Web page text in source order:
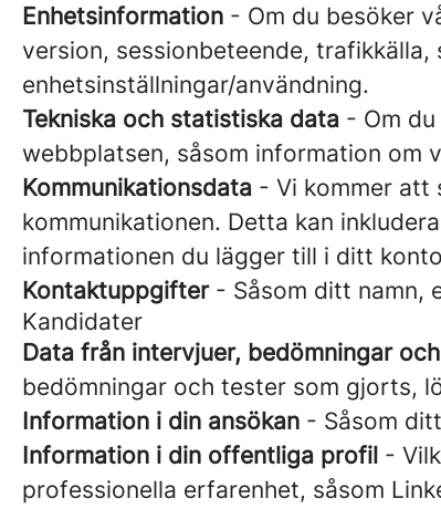
Enhetsinformation - Om du besöker
version, sessionbeteende,
enhetsinställningar/användning.
Tekniska och statistiska data - Om
webbplatsen, såsom information om
Kommunikationsdata - Vi kommer att
kommunikationen. Detta kan
informationen du lägger till i ditt
Kontaktuppgifter- Såsom ditt namn,
Kandidater
Data från intervjuer, bedömningar
bedömningar och tester som gjorts,
Information i din ansökan - Såsom
Information i din offentliga profil -
professionella erfarenhet, såsom